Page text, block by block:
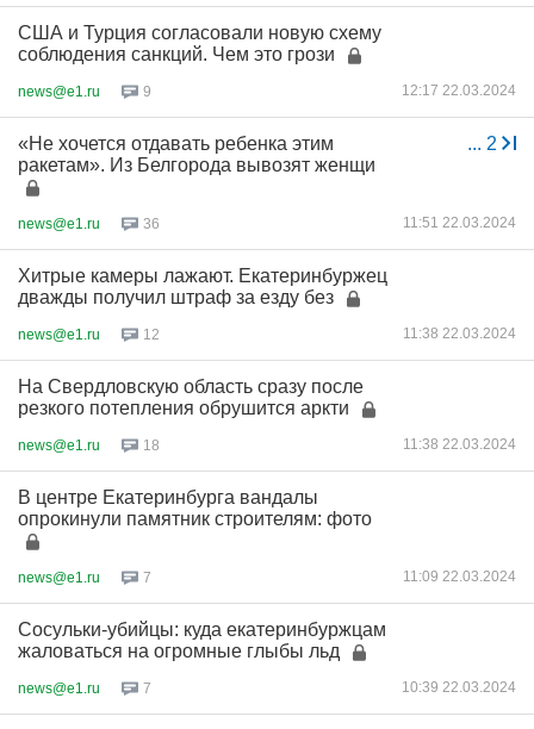
США и Турция согласовали новую схему
соблюдения санкций. Чем это грози
news@e1.ru 9 12:17 22.03.2024
... 2
«Не хочется отдавать ребенка этим
ракетам». Из Белгорода вывозят женщи
news@e1.ru 36 11:51 22.03.2024
Хитрые камеры лажают. Екатеринбуржец
дважды получил штраф за езду без
news@e1.ru 12 11:38 22.03.2024
На Свердловскую область сразу после
резкого потепления обрушится аркти
news@e1.ru 18 11:38 22.03.2024
В центре Екатеринбурга вандалы
опрокинули памятник строителям: фото
news@e1.ru 7 11:09 22.03.2024
Сосульки-убийцы: куда екатеринбуржцам
жаловаться на огромные глыбы льд
news@e1.ru 7 10:39 22.03.2024